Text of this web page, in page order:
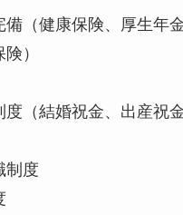
備（健康保険、厚生年
）
度（結婚祝金、出産祝
制度